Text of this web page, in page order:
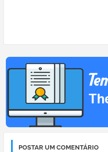
POSTAR UM COMENTÁRIO